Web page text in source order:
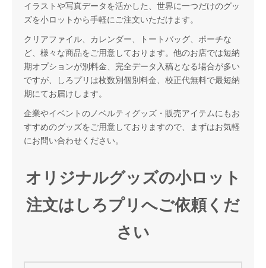
イラストや写真データを活かした、世界に一つだけのグッ
ズを小ロットから手軽にご注文いただけます。
クリアファイル、カレンダー、トートバッグ、ポーチな
ど、様々な商品をご用意しております。他のお店では短納
期オプションが別料金、完全データ入稿となる場合が多い
ですが、しろプリは枚数別個別料金、校正代無料で最短納
期にてお届けします。
企業やイベントのノベルティグッズ・販売アイテムにもお
すすめのグッズをご用意しておりますので、まずはお気軽
にお問い合わせください。
オリジナルグッズの小ロット
注文はしろプリへご依頼くだ
さい